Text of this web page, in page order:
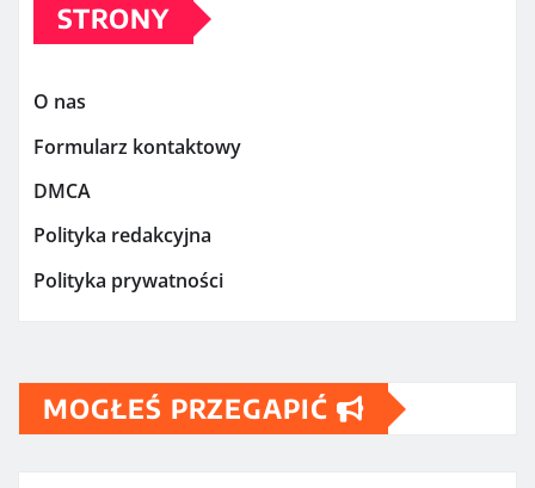
STRONY
O nas
Formularz kontaktowy
DMCA
Polityka redakcyjna
Polityka prywatności
MOGŁEŚ PRZEGAPIĆ